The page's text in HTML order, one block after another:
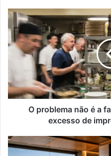
O
problema
não
é
de
controle
e
de
improviso
O problema não é a
excesso de
Empregos
em